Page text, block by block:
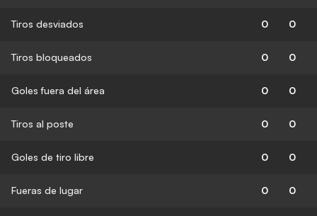
Tiros desviados 0 0
Tiros bloqueados 0 0
Goles fuera del área 0 0
Tiros al poste 0 0
Goles de tiro libre 0 0
Fueras de lugar 0 0